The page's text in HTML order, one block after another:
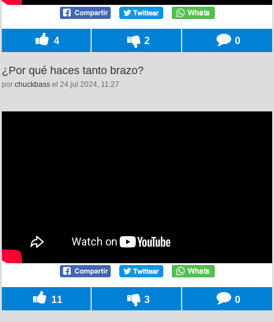
4 2 0
¿Por qué haces tanto brazo?
por chuckbass el 24 jul 2024, 11:27
11 3 0